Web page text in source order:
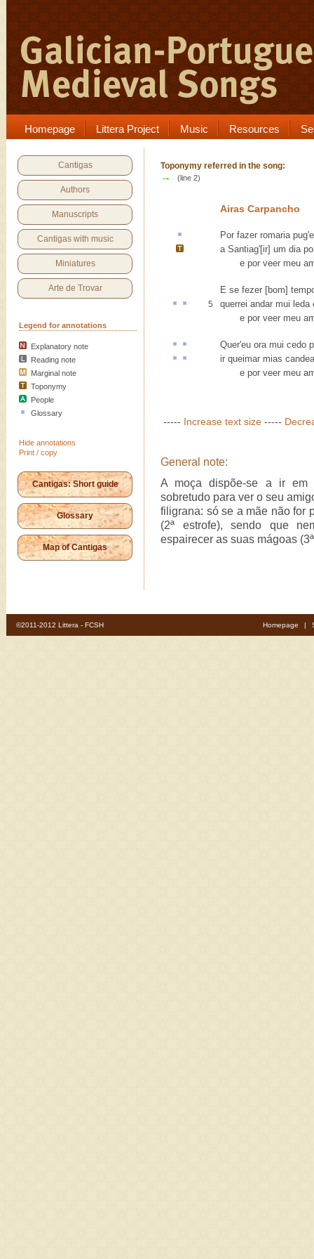
Homepage Littera Project Music Resources
Cantigas
Authors
Manuscripts
Cantigas with music
Miniatures
Arte de Trovar
Legend for annotations
Explanatory note
Reading note
Marginal note
Toponymy
People
Glossary
Hide annotations
Print / copy
Cantigas: Short guide
Glossary
Map of Cantigas
Toponymy referred in the song:
→ (line 2)
Airas Carpancho
Por fazer romaria
a Santiag'[ir] um dia
e por veer meu
E se fezer [bom]
5 querrei andar mui leda
e por veer meu
Quer'eu ora mui cedo
ir queimar mias
e por veer meu
----- Increase text size -----
General note:
A moça dispõe-se a ir em
sobretudo para ver o seu
filigrana: só se a mãe não for
(2ª estrofe), sendo que
espairecer as suas mágoas
©2011-2012 Littera - FCSH Homepage |